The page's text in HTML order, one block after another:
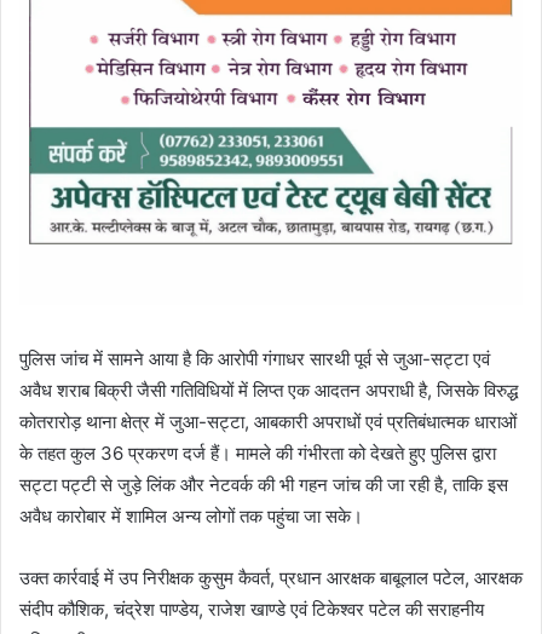
पुलिस जांच में सामने आया है कि आरोपी गंगाधर सारथी पूर्व से जुआ-सट्टा एवं
अवैध शराब बिक्री जैसी गतिविधियों में लिप्त एक आदतन अपराधी है, जिसके विरुद्ध
कोतरारोड़ थाना क्षेत्र में जुआ-सट्टा, आबकारी अपराधों एवं प्रतिबंधात्मक धाराओं
के तहत कुल 36 प्रकरण दर्ज हैं। मामले की गंभीरता को देखते हुए पुलिस द्वारा
सट्टा पट्टी से जुड़े लिंक और नेटवर्क की भी गहन जांच की जा रही है, ताकि इस
अवैध कारोबार में शामिल अन्य लोगों तक पहुंचा जा सके।
उक्त कार्रवाई में उप निरीक्षक कुसुम कैवर्त, प्रधान आरक्षक बाबूलाल पटेल, आरक्षक
संदीप कौशिक, चंद्रेश पाण्डेय, राजेश खाण्डे एवं टिकेश्वर पटेल की सराहनीय